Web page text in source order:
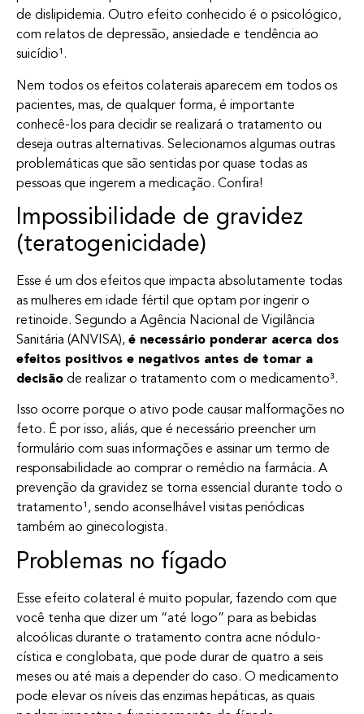
de dislipidemia. Outro efeito conhecido é o psicológico,
com relatos de depressão, ansiedade e tendência ao
suicídio¹.
Nem todos os efeitos colaterais aparecem em todos os
pacientes, mas, de qualquer forma, é importante
conhecê-los para decidir se realizará o tratamento ou
deseja outras alternativas. Selecionamos algumas outras
problemáticas que são sentidas por quase todas as
pessoas que ingerem a medicação. Confira!
Impossibilidade de gravidez
(teratogenicidade)
Esse é um dos efeitos que impacta absolutamente todas
as mulheres em idade fértil que optam por ingerir o
retinoide. Segundo a Agência Nacional de Vigilância
Sanitária (ANVISA), é necessário ponderar acerca dos
efeitos positivos e negativos antes de tomar a
decisão de realizar o tratamento com o medicamento³.
Isso ocorre porque o ativo pode causar malformações no
feto. É por isso, aliás, que é necessário preencher um
formulário com suas informações e assinar um termo de
responsabilidade ao comprar o remédio na farmácia. A
prevenção da gravidez se torna essencial durante todo o
tratamento¹, sendo aconselhável visitas periódicas
também ao ginecologista.
Problemas no fígado
Esse efeito colateral é muito popular, fazendo com que
você tenha que dizer um “até logo” para as bebidas
alcoólicas durante o tratamento contra acne nódulo-
cística e conglobata, que pode durar de quatro a seis
meses ou até mais a depender do caso. O medicamento
pode elevar os níveis das enzimas hepáticas, as quais